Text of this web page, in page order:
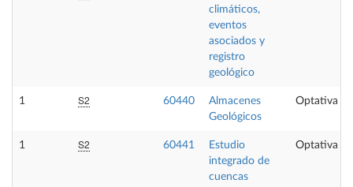
climáticos,
eventos
asociados y
registro
geológico
1 S2 60440
Almacenes
Geológicos
Optativa
1 S2 60441
Estudio
integrado de
cuencas
Optativa